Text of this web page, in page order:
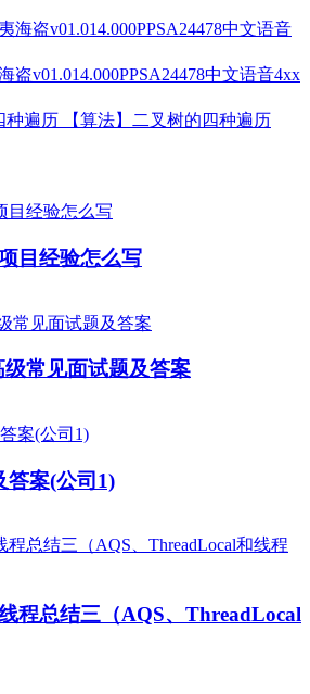
盗v01.014.000PPSA24478中文语音4xx
【算法】二叉树的四种遍历
目经验怎么写
常见面试题及答案
答案(公司1)
程总结三（AQS、ThreadLocal